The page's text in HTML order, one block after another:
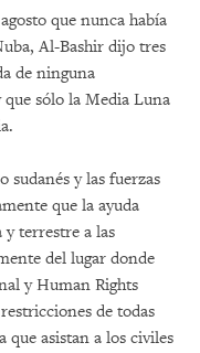
que nunca había
Al-Bashir dijo tres
de ninguna
sólo la Media Luna
y las fuerzas
que la ayuda
y terrestre a las
del lugar donde
y Human Rights
de todas
que asistan a los civiles